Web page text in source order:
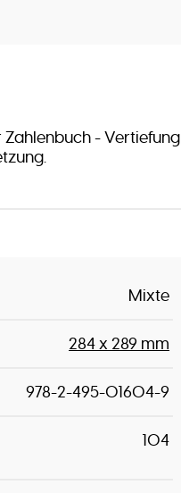
- Vertiefung
Mixte
284 x 289 mm
978-2-495-01604-9
104